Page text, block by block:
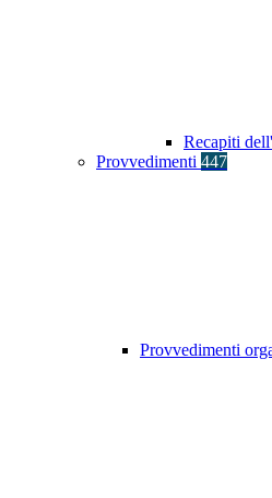
Recapiti
Provvedimenti 447
Provvedimenti